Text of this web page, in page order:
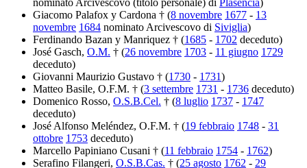
nominato Arcivescovo (titolo personale) di Plasencia)
Giacomo Palafox y Cardona † (8 novembre 1677 - 13
novembre 1684 nominato Arcivescovo di Siviglia)
Ferdinando Bazan y Manriquez † (1685 - 1702 deceduto)
José Gasch, O.M. † (26 novembre 1703 - 11 giugno 1729
deceduto)
Giovanni Maurizio Gustavo † (1730 - 1731)
Matteo Basile, O.F.M. † (3 settembre 1731 - 1736 deceduto)
Domenico Rosso, O.S.B.Cel. † (8 luglio 1737 - 1747
deceduto)
José Alfonso Meléndez, O.F.M. † (19 febbraio 1748 - 31
ottobre 1753 deceduto)
Marcello Papiniano Cusani † (11 febbraio 1754 - 1762)
Serafino Filangeri, O.S.B.Cas. † (25 agosto 1762 - 29